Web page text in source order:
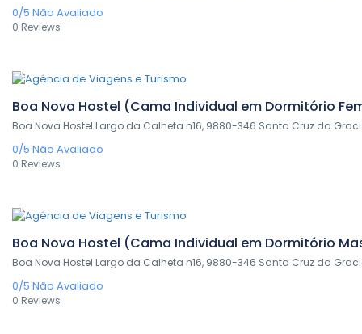
0/5 Não Avaliado
0 Reviews
0,00€/ 1 night(s)
Boa Nova Hostel (Cama Individual em Dormitório
Boa Nova Hostel Largo da Calheta n16, 9880-346 Santa Cruz da
0/5 Não Avaliado
0 Reviews
0,00€/ 1 night(s)
Boa Nova Hostel (Cama Individual em Dormitório
Boa Nova Hostel Largo da Calheta n16, 9880-346 Santa Cruz da
0/5 Não Avaliado
0 Reviews